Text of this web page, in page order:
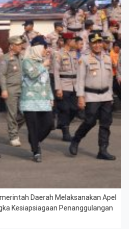
Daerah Melaksanakan Apel
Kesiapsiagaan Penanggulangan